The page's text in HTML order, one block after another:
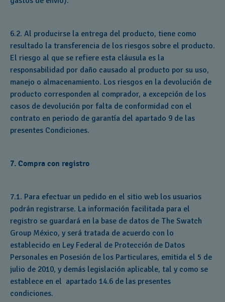
6.2. Al producirse la entrega del producto, tiene como
resultado la transferencia de los riesgos sobre el producto.
El riesgo al que se refiere esta cláusula es la
responsabilidad por daño causado al producto por su uso,
manejo o almacenamiento. Los riesgos en la devolución de
producto corresponden al comprador, a excepción de los
casos de devolución por falta de conformidad con el
contrato en periodo de garantía del apartado 9 de las
presentes Condiciones.
7. Compra con registro
7.1. Para efectuar un pedido en el sitio web los usuarios
podrán registrarse. La información facilitada para el
registro se guardará en la base de datos de The Swatch
Group México, y será tratada de acuerdo con lo
establecido en Ley Federal de Protección de Datos
Personales en Posesión de los Particulares, emitida el 5 de
julio de 2010, y demás legislación aplicable, tal y como se
establece en el apartado 14.6 de las presentes
condiciones.